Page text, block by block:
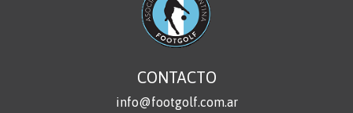
CONTACTO
info@footgolf.com.ar